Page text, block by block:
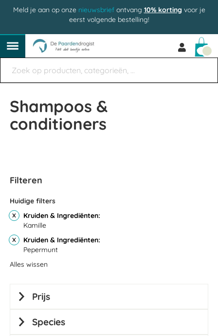
Meld je aan op onze nieuwsbriefontvang 10% korting voor je
eerst volgende bestelling!
Shampoos &
conditioners
Filteren
Huidige filters
Kruiden & Ingrediënten
Kamille
Kruiden & Ingrediënten
Pepermunt
Alles wissen
Prijs
Species